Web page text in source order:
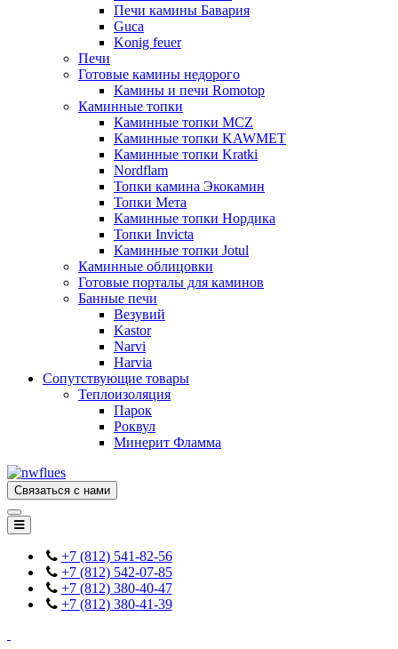
Печи камины Бавария
Guca
Konig feuer
Печи
Готовые камины недорого
Камины и печи Romotop
Каминные топки
Каминные топки MCZ
Каминные топки KAWMET
Каминные топки Kratki
Nordflam
Топки камина Экокамин
Топки Мета
Каминные топки Нордика
Топки Invicta
Каминные топки Jotul
Каминные облицовки
Готовые порталы для каминов
Банные печи
Везувий
Kastor
Narvi
Harvia
Сопутствующие товары
Теплоизоляция
Парок
Роквул
Минерит Фламма
Связаться с нами
+7 (812) 541-82-56
+7 (812) 542-07-85
+7 (812) 380-40-47
+7 (812) 380-41-39